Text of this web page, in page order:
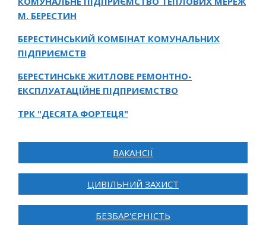
М. БЕРЕСТИН
БЕРЕСТИНСЬКИЙ КОМБІНАТ КОМУНАЛЬНИХ
ПІДПРИЄМСТВ
БЕРЕСТИНСЬКЕ ЖИТЛОВЕ РЕМОНТНО-
ЕКСПЛУАТАЦІЙНЕ ПІДПРИЄМСТВО
ТРК "ДЕСЯТА ФОРТЕЦЯ"
ВАКАНСІЇ
ЦИВІЛЬНИЙ ЗАХИСТ
БЕЗБАР'ЄРНІСТЬ